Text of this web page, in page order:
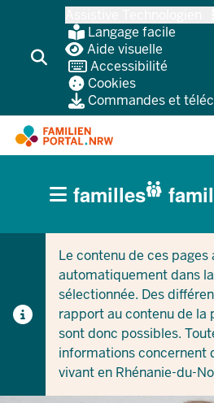
contenu
Langage facile
Aide visuelle
Accessibilité
Cookies
Commandes et
CURRENT SECTION POUR
CURRENT SECTION POUR LES
HAUPTNAVIGATION
(BÜRGERBEREICH
familles
Le contenu de ces
automatiquement dans
sélectionnée. Des
rapport au contenu de la
sont donc possibles.
informations concernent
vivant en Rhénanie-du-